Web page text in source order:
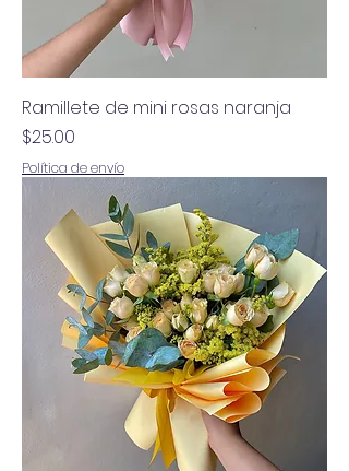
Ramillete de mini rosas naranja
Precio
$25.00
Política de envío